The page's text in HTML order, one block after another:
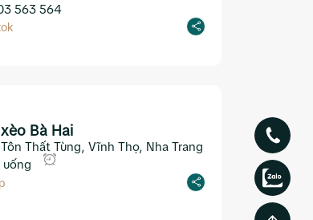
563 564
Bà Hai
Thất Tùng, Vĩnh Thọ, Nha Trang
uống